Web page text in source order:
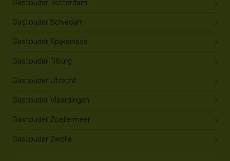
Gastouder Rotterdam
Gastouder Schiedam
Gastouder Spijkenisse
Gastouder Tilburg
Gastouder Utrecht
Gastouder Vlaardingen
Gastouder Zoetermeer
Gastouder Zwolle